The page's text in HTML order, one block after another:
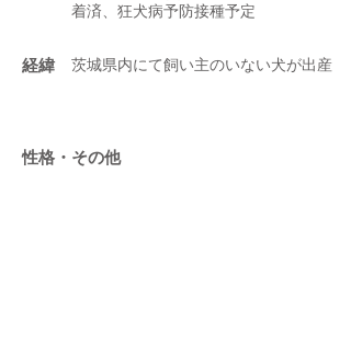
着済、狂犬病予防接種予定
​経緯 茨城県内にて飼い主のいない犬が出産
性格・その他